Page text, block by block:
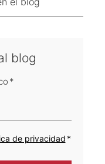
blog
*
de privacidad *